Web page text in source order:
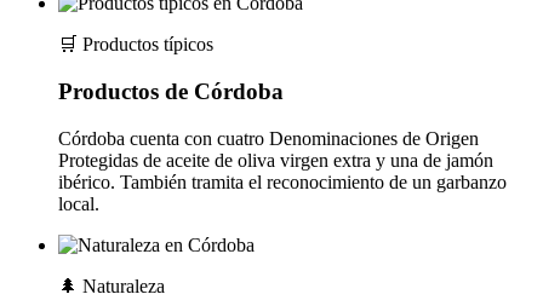
🛒 Productos típicos
Productos de Córdoba
Córdoba cuenta con cuatro Denominaciones de Origen
Protegidas de aceite de oliva virgen extra y una de jamón
ibérico. También tramita el reconocimiento de un garbanzo
local.
🌲 Naturaleza